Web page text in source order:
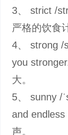
3、 strict /
严格的饮食
4、 strong /
you
大。
5、 sunny /
and
声。